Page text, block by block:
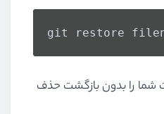
git restore
شما را بدون بازگشت حذف